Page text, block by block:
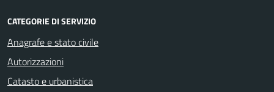
CATEGORIE DI SERVIZIO
Anagrafe e stato civile
Autorizzazioni
Catasto e urbanistica